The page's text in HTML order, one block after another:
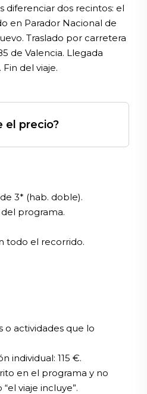
diferenciar dos recintos: el
en Parador Nacional de
Traslado por carretera
de Valencia. Llegada
Fin del viaje.
el precio?
3* (hab. doble).
del programa.
todo el recorrido.
o actividades que lo
individual: 115 €.
en el programa y no
viaje incluye”.